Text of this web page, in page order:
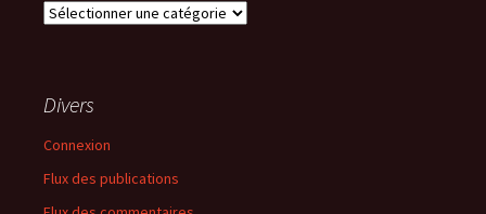
Catégories
Divers
Connexion
Flux des publications